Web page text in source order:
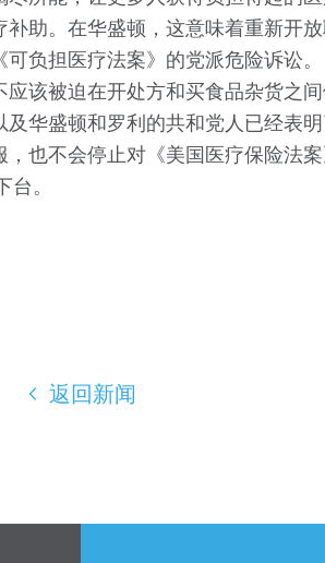
助。在华盛顿，这意味着重新开
负担医疗法案》的党派危险诉讼。
该被迫在开处方和买食品杂货之
华盛顿和罗利的共和党人已经表
也不会停止对《美国医疗保险法
。
返回新闻